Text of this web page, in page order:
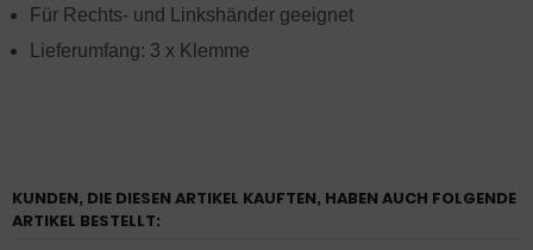
Für Rechts- und Linkshänder geeignet
Lieferumfang: 3 x Klemme
KUNDEN, DIE DIESEN ARTIKEL KAUFTEN, HABEN AUCH FOLGENDE
ARTIKEL BESTELLT: